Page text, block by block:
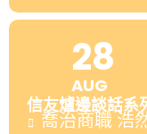
28
AUG
信友爐邊談話系
喬治商職 浩